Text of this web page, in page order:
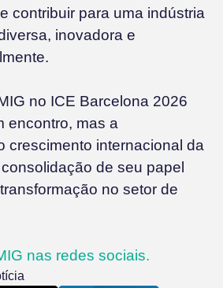
contribuir para uma indústria
inovadora e
no ICE Barcelona 2026
encontro, mas a
crescimento internacional da
de seu papel
no setor de
nas redes sociais.